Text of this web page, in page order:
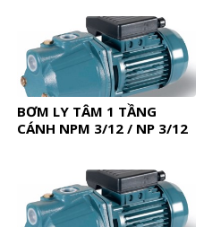
BƠM LY TÂM 1 TẦNG
CÁNH NPM 3/12 / NP 3/12